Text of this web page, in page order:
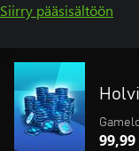
Siirry pääsisältöön
99,99